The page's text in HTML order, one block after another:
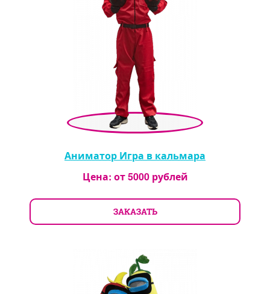
Аниматор Игра в кальмара
Цена: от5000рублей
ЗАКАЗАТЬ